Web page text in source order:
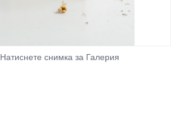
Натиснете снимка за Галерия